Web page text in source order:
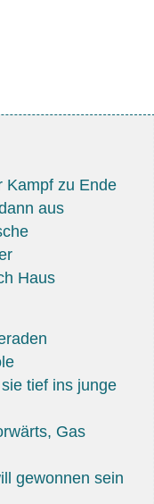
Kampf zu Ende
aus
Haus
tief ins junge
Gas
gewonnen sein